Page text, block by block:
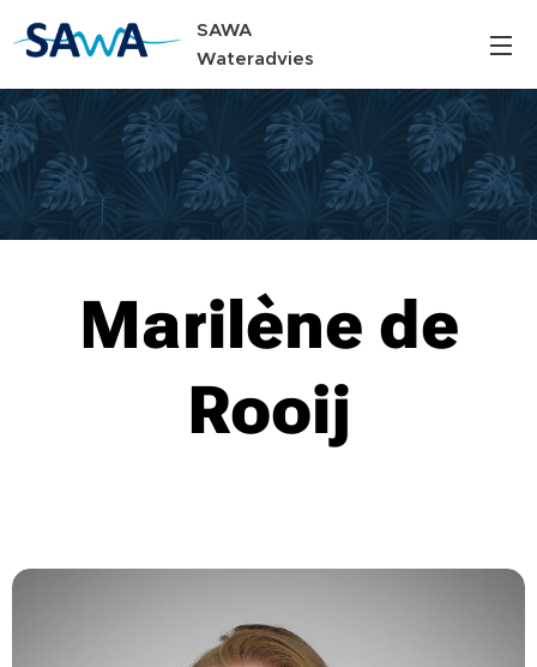
SAWA
Wateradvies
Marilène de
Rooij